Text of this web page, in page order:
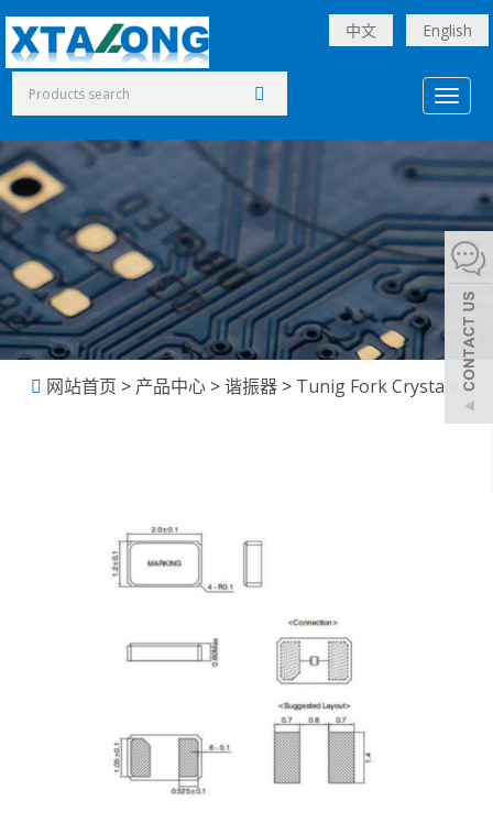
中文 English
网站首页 > 产品中心 >谐振器 > Tunig Fork Crystals